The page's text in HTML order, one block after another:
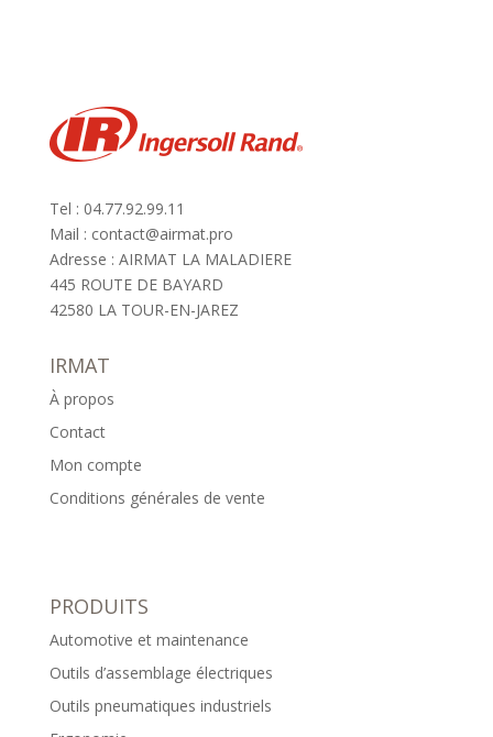
Tel : 04.77.92.99.11
Mail : contact@airmat.pro
Adresse : AIRMAT LA MALADIERE
445 ROUTE DE BAYARD
42580 LA TOUR-EN-JAREZ
IRMAT
À propos
Contact
Mon compte
Conditions générales de vente
PRODUITS
Automotive et maintenance
Outils d’assemblage électriques
Outils pneumatiques industriels